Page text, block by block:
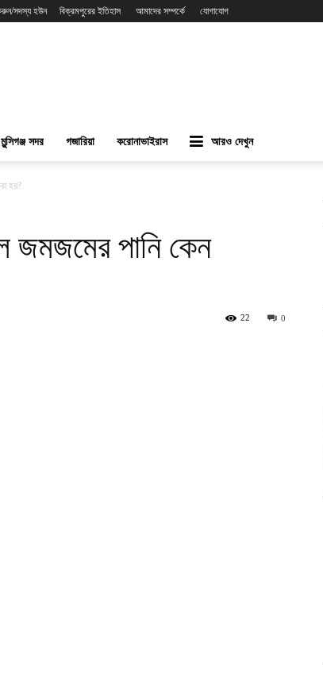
সদস্য হউন বিক্রমপুরের ইতিহাস আমাদের সম্পর্কে যোগাযোগ
মুন্সিগঞ্জ সদর গজারিয়া করোনাভাইরাস আরও দেখুন
হয়?
জমজমের পানি কেন
0
22